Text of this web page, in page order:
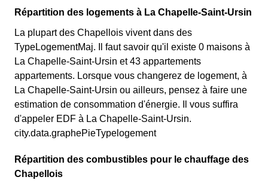
Répartition des logements à La Chapelle-Saint-Ursin
La plupart des Chapellois vivent dans des
TypeLogementMaj. Il faut savoir qu'il existe 0 maisons à
La Chapelle-Saint-Ursin et 43 appartements
appartements. Lorsque vous changerez de logement, à
La Chapelle-Saint-Ursin ou ailleurs, pensez à faire une
estimation de consommation d'énergie. Il vous suffira
d'appeler EDF à La Chapelle-Saint-Ursin.
city.data.graphePieTypelogement
Répartition des combustibles pour le chauffage des
Chapellois